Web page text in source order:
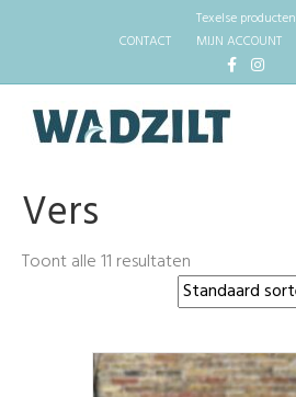
Texelse producten
CONTACT
MIJN ACCOUNT
FacebookInstagram
Vers
Toont alle 11 resultaten